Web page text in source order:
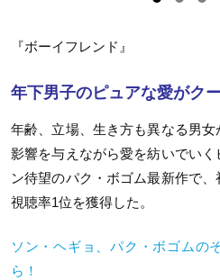
『ボーイフレンド』
年下男子のピュアな愛がク
年齢、立場、生き方も異なる男
影響を与えながら愛を紡いでい
ン待望のパク・ボゴム最新作で
視聴率1位を獲得した。
ソン・ヘギョ、パク・ボゴムの
ら！